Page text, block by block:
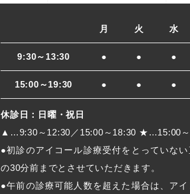
月 火 水
9:30～13:30 ● ● ●
15:00～19:30 ● ● ●
休診日：日曜・祝日
▲…9:30～12:30／15:00～18:30 ★…15:00
●初診のアイコール診療受付をとっていな
の30分前までとさせていただきます。
●午前の診療可能人数を超えた場合は、ア